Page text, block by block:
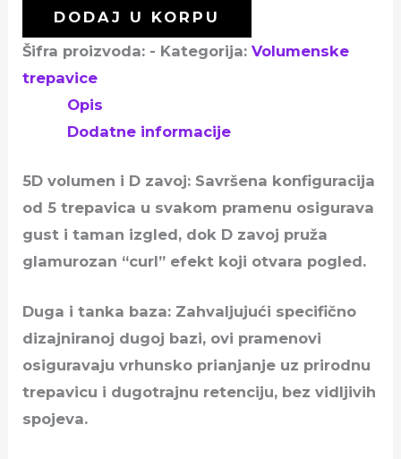
DODAJ U KORPU
Šifra proizvoda: - Kategorija:Volumenske
trepavice
Opis
Dodatne informacije
5D volumen i D zavoj: Savršena konfiguracija
od 5 trepavica u svakom pramenu osigurava
gust i taman izgled, dok D zavoj pruža
glamurozan “curl” efekt koji otvara pogled.
Duga i tanka baza: Zahvaljujući specifično
dizajniranoj dugoj bazi, ovi pramenovi
osiguravaju vrhunsko prianjanje uz prirodnu
trepavicu i dugotrajnu retenciju, bez vidljivih
spojeva.